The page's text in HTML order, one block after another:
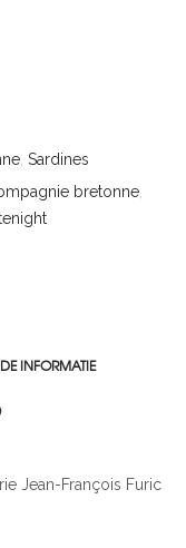
Sardines
bretonne
INFORMATIE
Jean-François Furic